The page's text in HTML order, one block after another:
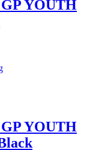
YOUTH
YOUTH